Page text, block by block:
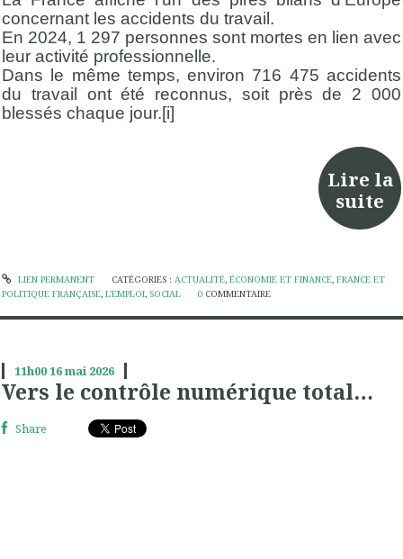
concernant les accidents du travail.
En 2024, 1 297 personnes sont mortes en lien avec
leur activité professionnelle.
Dans le même temps, environ 716 475 accidents
du travail ont été reconnus, soit près de 2 000
blessés chaque jour.[i]
Lire la
suite
LIEN PERMANENT CATÉGORIES : ACTUALITÉ, ÉCONOMIE ET FINANCE, FRANCE ET
POLITIQUE FRANÇAISE, L'EMPLOI, SOCIAL 0 COMMENTAIRE
11h0016mai 2026
Vers le contrôle numérique total…
Share